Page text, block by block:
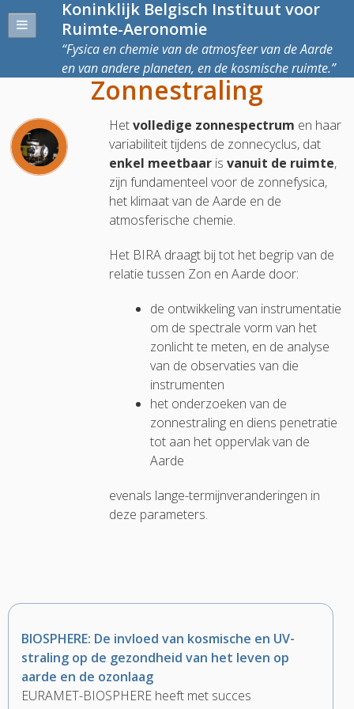
Koninklijk Belgisch Instituut voor
Ruimte-Aeronomie
Fysica en chemie van de atmosfeer van de Aarde
en van andere planeten, en de kosmische ruimte.
Zonnestraling
Hetvolledige zonnespectrum en haar
variabiliteit tijdens de zonnecyclus, dat
enkel meetbaar isvanuit de ruimte,
zijn fundamenteel voor de zonnefysica,
het klimaat van de Aarde en de
atmosferische chemie.
Het BIRA draagt bij tot het begrip van de
relatie tussen Zon en Aarde door:
de ontwikkeling van instrumentatie
om de spectrale vorm van het
zonlicht te meten, en de analyse
van de observaties van die
instrumenten
het onderzoeken van de
zonnestraling en diens penetratie
tot aan het oppervlak van de
Aarde
evenals lange-termijnveranderingen in
deze parameters.
BIOSPHERE: De invloed van kosmische en UV-
straling op de gezondheid van het leven op
aarde en de ozonlaag
EURAMET-BIOSPHERE heeft met succes